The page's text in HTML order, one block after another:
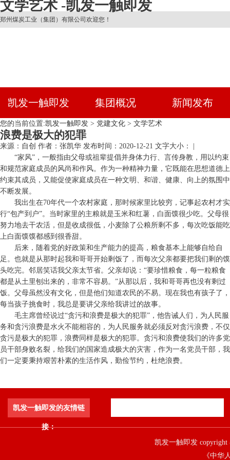
文学艺术 -凯发一触即发
郑州煤炭工业（集团）有限公司欢迎您！
凯发一触即发 集团概况 新闻发布
您的当前位置:凯发一触即发 > 党建文化 > 文学艺术
浪费是极大的犯罪
来源：自创 作者：张凯华 发布时间：2020-12-21 文字大小： |
“家风”，一般指由父母或祖辈提倡并身体力行、言传身教，用以约束
和规范家庭成员的风尚和作风。作为一种精神力量，它既能在思想道德上
约束其成员，又能促使家庭成员在一种文明、和谐、健康、向上的氛围中
不断发展。
我出生在70年代一个农村家庭，那时候家里比较穷，记事起农村才实
行“包产到户”。当时家里的主粮就是玉米和红薯，白面馍很少吃。父母很
努力地去干农活，但是收成很低，小麦除了公粮所剩不多，每次吃饭能吃
上白面馍馍都感到很香甜。
后来，随着党的好政策和生产能力的提高，粮食基本上能够自给自
足。也就是从那时起我和哥哥开始剩饭了，而每次父亲都要把我们剩的馍
头吃完。邻居笑话我父亲太节省。父亲却说：“要珍惜粮食，每一粒粮食
都是从土里刨出来的，非常不容易。”从那以后，我和哥哥再也没有剩过
饭。父母虽然没有文化，但是他们知道农民的不易。现在我也有孩子了，
每当孩子挑食时，我总是要讲父亲给我讲过的故事。
毛主席曾经说过“贪污和浪费是极大的犯罪”，他告诫人们，为人民服
务和贪污浪费是水火不能相容的，为人民服务就必须反对贪污浪费，不仅
贪污是极大的犯罪，浪费同样是极大的犯罪。贪污和浪费使我们的许多党
员干部身败名裂，给我们的国家造成极大的灾害，作为一名党员干部，我
们一定要秉持艰苦朴素的生活作风，勤俭节约，杜绝浪费。
凯发一触即发的友情链
接：
凯发一触即发
《中华